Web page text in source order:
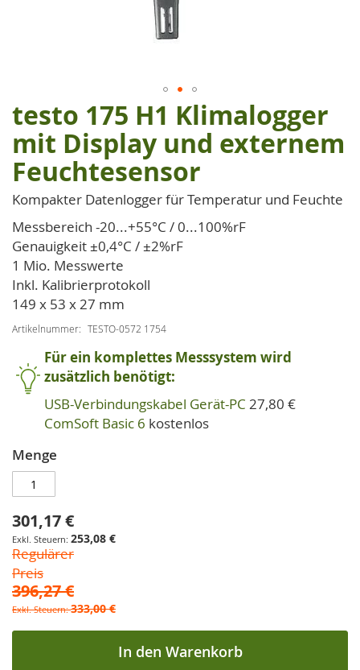
Zum
Anfang
der
Bildgalerie
springen
testo 175 H1 Klimalogger
mit Display und externem
Feuchtesensor
Kompakter Datenlogger für Temperatur und Feuchte
Messbereich -20...+55°C / 0...100%rF
Genauigkeit ±0,4°C / ±2%rF
1 Mio. Messwerte
Inkl. Kalibrierprotokoll
149 x 53 x 27 mm
Artikelnummer TESTO-0572 1754
Für ein komplettes Messsystem wird
zusätzlich benötigt:
USB-Verbindungskabel Gerät-PC 27,80 €
ComSoft Basic 6 kostenlos
Menge
Sonderpreis
301,17 €
253,08 €
Regulärer
Preis
396,27 €
333,00 €
In den Warenkorb